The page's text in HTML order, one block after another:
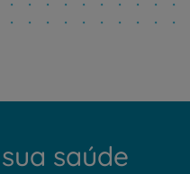
saúde